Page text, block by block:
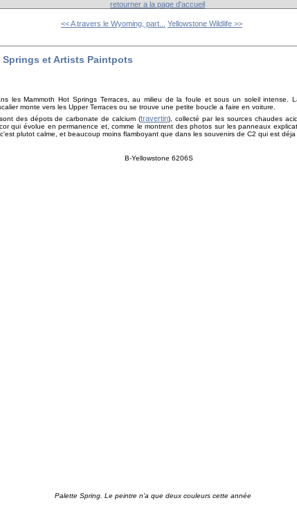
retourner a la page d'accueil
<< A travers le Wyoming, part... Yellowstone Wildlife >>
et Artists Paintpots
les Mammoth Hot Springs Terraces, au milieu de la foule et sous un soleil intense.
monte vers les Upper Terraces ou se trouve une petite boucle a faire en voiture.
des dépots de carbonate de calcium (travertin), collecté par les sources chaudes
qui évolue en permanence et, comme le montrent des photos sur les panneaux
plutot calme, et beaucoup moins flamboyant que dans les souvenirs de C2 qui est déja
Palette Spring. Le peintre n'a que deux couleurs cette année